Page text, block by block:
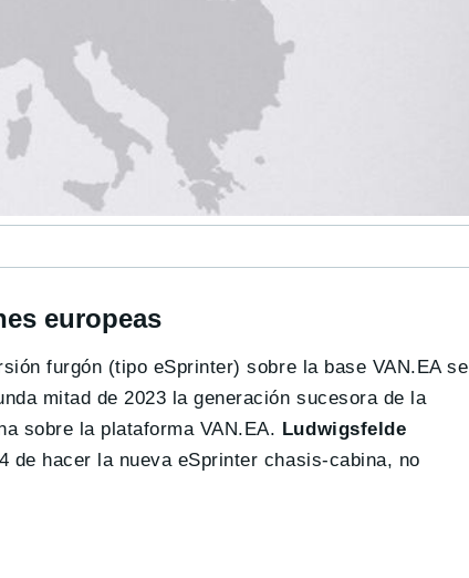
europeas
furgón (tipo eSprinter) sobre la base VAN.EA se
mitad de 2023 la generación sucesora de la
sobre la plataforma VAN.EA. Ludwigsfelde
de hacer la nueva eSprinter chasis-cabina, no